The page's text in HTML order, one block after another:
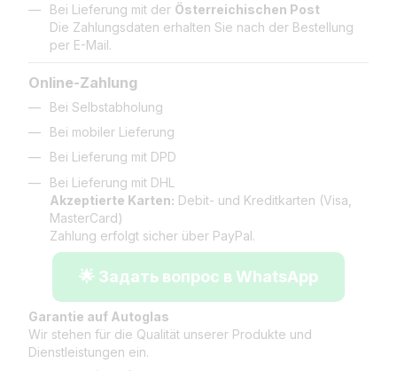
Bei Lieferung mit der Österreichischen Post
Die Zahlungsdaten erhalten Sie nach der Bestellung
per E-Mail.
Online-Zahlung
Bei Selbstabholung
Bei mobiler Lieferung
Bei Lieferung mit DPD
Bei Lieferung mit DHL
Akzeptierte Karten: Debit- und Kreditkarten (Visa,
MasterCard)
Zahlung erfolgt sicher über PayPal.
🌟 Задать вопрос в WhatsApp
Garantie auf Autoglas
Wir stehen für die Qualität unserer Produkte und
Dienstleistungen ein.